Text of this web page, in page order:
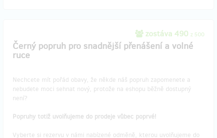
zostáva 490 z 500
Černý popruh pro snadnější přenášení a volné
ruce
Nechcete mít pořád obavy, že někde náš popruh zapomenete a
nebudete moci sehnat nový, protože na eshopu běžně dostupný
není?
Popruhy totiž uvolňujeme do prodeje vůbec poprvé!
Vyberte si rezervu v námi nabízené odměně, kterou uvolňujeme do